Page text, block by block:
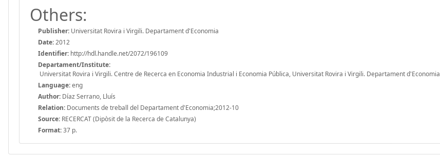
Others:
Publisher: Universitat Rovira i Virgili. Departament d'Economia
Date:2012
Identifier: http://hdl.handle.net/2072/196109
Departament/Institute:
Universitat Rovira i Virgili. Centre de Recerca en Economia Industrial i Economia Pública, Universitat Rovira i Virgili. Departament d'Economia
Language:eng
Author: Díaz Serrano, Lluís
Relation: Documents de treball del Departament d'Economia;2012-10
Source: RECERCAT (Dipòsit de la Recerca de Catalunya)
Format:37 p.